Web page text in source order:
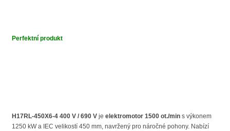
Perfektní produkt
H17RL-450X6-4 400 V / 690 V je elektromotor 1500 ot./min s výkonem
1250 kW a IEC velikostí 450 mm, navržený pro náročné pohony. Nabízí